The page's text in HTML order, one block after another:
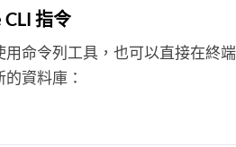
指令
用命令列工具，也可以直接在終
資料庫：